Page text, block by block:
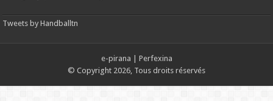
Tweets by Handballtn
e-pirana
Perfexina
© Copyright 2026, Tous droits réservés